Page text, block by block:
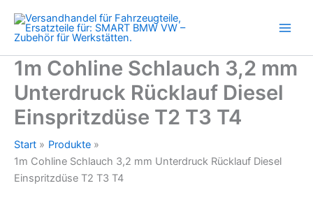
Inhalt
springen
1m Cohline Schlauch 3,2 mm
Unterdruck Rücklauf Diesel
Einspritzdüse T2 T3 T4
Start
Produkte
1m Cohline Schlauch 3,2 mm Unterdruck Rücklauf Diesel
Einspritzdüse T2 T3 T4
Rücklauf
Diesel
Einspritzdüse
T2
T3
T4
Menge